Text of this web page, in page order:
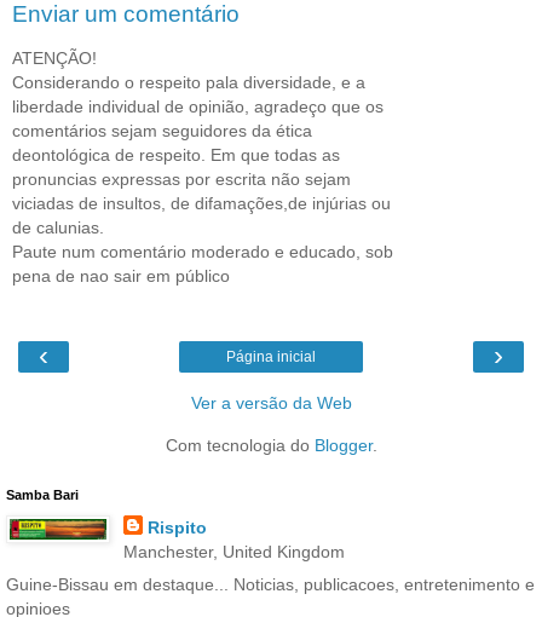
Enviar um comentário
ATENÇÃO!
Considerando o respeito pala diversidade, e a
liberdade individual de opinião, agradeço que os
comentários sejam seguidores da ética
deontológica de respeito. Em que todas as
pronuncias expressas por escrita não sejam
viciadas de insultos, de difamações,de injúrias ou
de calunias.
Paute num comentário moderado e educado, sob
pena de nao sair em público
‹ ›
Página inicial
Ver a versão da Web
Com tecnologia do Blogger.
Samba Bari
Rispito
Manchester, United Kingdom
Guine-Bissau em destaque... Noticias, publicacoes, entretenimento e
opinioes